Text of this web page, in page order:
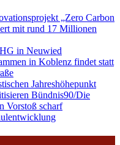
„Zero Carbon
mit rund 17 Millionen
in Neuwied
in Koblenz findet statt
Jahreshöhepunkt
Bündnis90/Die
Vorstoß scharf